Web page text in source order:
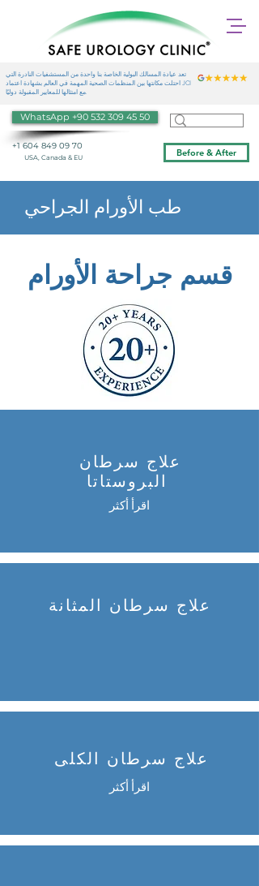
تعد عيادة المسالك البولية الخاصة بنا واحدة من المستشفيات النادرة التي
احتلت مكانتها بين المنظمات الصحية المهمة في العالم بشهادة اعتماد JCI
مع امتثالها للمعايير المقبولة دوليًا.
+1 604 849 09 70
USA, Canada & EU
WhatsApp +90 532 309 45 50
Before & After
طب الأورام الجراحي
قسم جراحة الأورام
علاج سرطان
اقرأ أكثر
علاج سرطان المثانة
علاج سرطان الكلى
اقرأ أكثر